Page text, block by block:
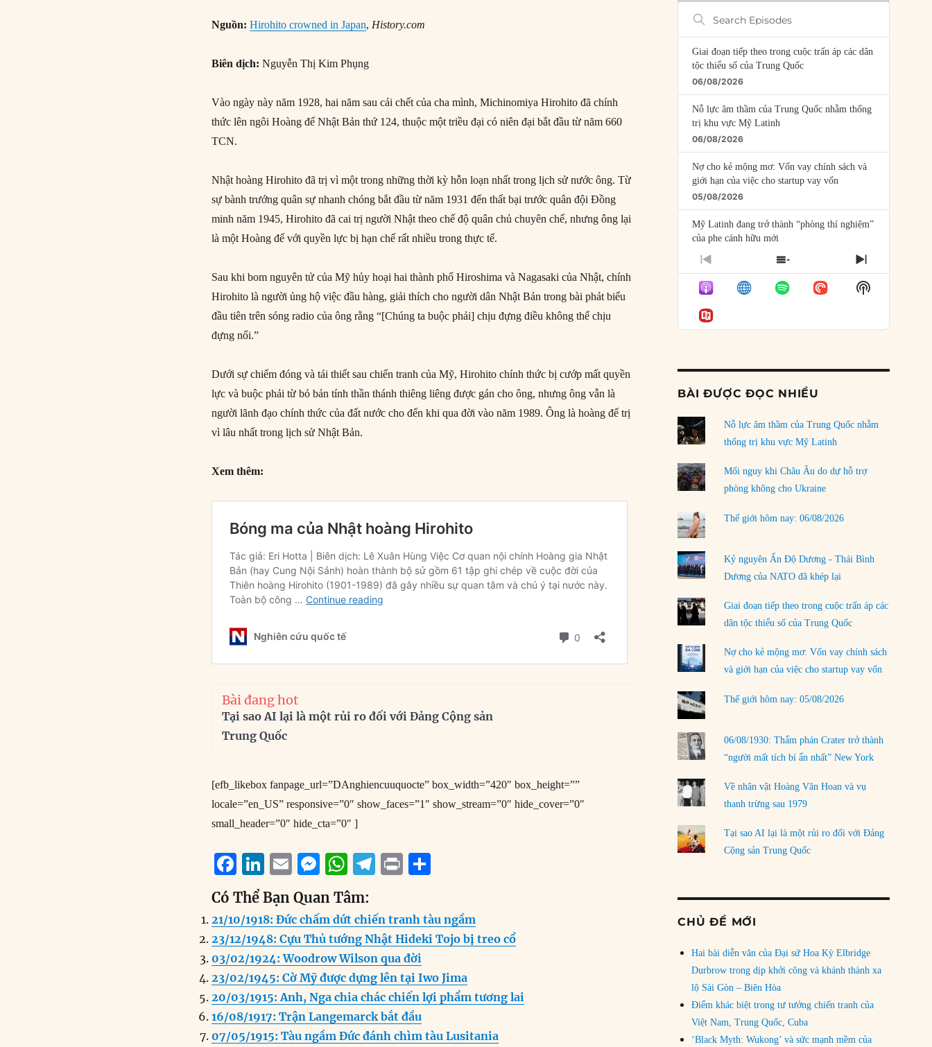
Nguồn: Hirohito crowned in Japan, History.com
Biên dịch: Nguyễn Thị Kim Phụng
Vào ngày này năm 1928, hai năm sau cái chết của cha mình, Michinomiya Hirohito đã chính
thức lên ngôi Hoàng đế Nhật Bản thứ 124, thuộc một triều đại có niên đại bắt đầu từ năm 660
TCN.
Nhật hoàng Hirohito đã trị vì một trong những thời kỳ hỗn loạn nhất trong lịch sử nước ông. Từ
sự bành trướng quân sự nhanh chóng bắt đầu từ năm 1931 đến thất bại trước quân đội Đồng
minh năm 1945, Hirohito đã cai trị người Nhật theo chế độ quân chủ chuyên chế, nhưng ông lại
là một Hoàng đế với quyền lực bị hạn chế rất nhiều trong thực tế.
Sau khi bom nguyên tử của Mỹ hủy hoại hai thành phố Hiroshima và Nagasaki của Nhật, chính
Hirohito là người ủng hộ việc đầu hàng, giải thích cho người dân Nhật Bản trong bài phát biểu
đầu tiên trên sóng radio của ông rằng “[Chúng ta buộc phải] chịu đựng điều không thể chịu
đựng nổi.”
Dưới sự chiếm đóng và tái thiết sau chiến tranh của Mỹ, Hirohito chính thức bị cướp mất quyền
lực và buộc phải từ bỏ bản tính thần thánh thiêng liêng được gán cho ông, nhưng ông vẫn là
người lãnh đạo chính thức của đất nước cho đến khi qua đời vào năm 1989. Ông là hoàng đế trị
vì lâu nhất trong lịch sử Nhật Bản.
Xem thêm:
Bài đang hot
Tại sao AI lại là một rủi ro đối với Đảng Cộng sản
Trung Quốc
[efb_likebox fanpage_url=”DAnghiencuuquocte” box_width=”420″ box_height=””
locale=”en_US” responsive=”0″ show_faces=”1″ show_stream=”0″ hide_cover=”0″
small_header=”0″ hide_cta=”0″ ]
F
a
c
e
b
o
o
k
Li
n
k
e
d
I
n
E
m
ai
l
M
ss
e
n
g
er
W
h
at
s
A
p
p
T
e
g
r
a
m
P
n
t
a
re
Có Thể Bạn Quan Tâm:
21/10/1918: Đức chấm dứt chiến tranh tàu ngầm
23/12/1948: Cựu Thủ tướng Nhật Hideki Tojo bị treo cổ
03/02/1924: Woodrow Wilson qua đời
23/02/1945: Cờ Mỹ được dựng lên tại Iwo Jima
20/03/1915: Anh, Nga chia chác chiến lợi phẩm tương lai
16/08/1917: Trận Langemarck bắt đầu
07/05/1915: Tàu ngầm Đức đánh chìm tàu Lusitania
Search
Episodes
Giai đoạn tiếp theo trong cuộc trấn áp các dân
tộc thiểu số của Trung Quốc
06/08/2026
Nỗ lực âm thầm của Trung Quốc nhằm thống
trị khu vực Mỹ Latinh
06/08/2026
Nợ cho kẻ mộng mơ: Vốn vay chính sách và
giới hạn của việc cho startup vay vốn
05/08/2026
Mỹ Latinh đang trở thành “phòng thí nghiệm”
của phe cánh hữu mới
04/08/2026
Tại sao Trung Quốc phủ nhận cuộc gặp với
Ngoại trưởng Nhật Bản?
04/08/2026
03/08/2026
Đặt cược vào thất bại: Các quỹ đầu tư mạo
rủi ro
02/08/2026
Làm thế nào để kết thúc Chiến tranh Iran?
01/08/2026
Chiến lược kế tiếp của Bắc Kinh ở Biển Đông
31/07/2026
Trật tự thế giới mới: Các nước nhỏ sẽ luôn
phải chịu đựng?
LOAD MORE
PREVIOUS
EPISODE
SHOW
EPISODES
LIST
NEXT
EPISODE
Show
Podcast
BÀI ĐƯỢC ĐỌC NHIỀU
Nỗ lực âm thầm của Trung Quốc nhằm
thống trị khu vực Mỹ Latinh
Mối nguy khi Châu Âu do dự hỗ trợ
phòng không cho Ukraine
Thế giới hôm nay: 06/08/2026
Kỷ nguyên Ấn Độ Dương - Thái Bình
Dương của NATO đã khép lại
Giai đoạn tiếp theo trong cuộc trấn áp các
dân tộc thiểu số của Trung Quốc
Nợ cho kẻ mộng mơ: Vốn vay chính sách
và giới hạn của việc cho startup vay vốn
Thế giới hôm nay: 05/08/2026
06/08/1930: Thẩm phán Crater trở thành
“người mất tích bí ẩn nhất” New York
Về nhân vật Hoàng Văn Hoan và vụ
thanh trừng sau 1979
Tại sao AI lại là một rủi ro đối với Đảng
Cộng sản Trung Quốc
CHỦ ĐỀ MỚI
Hai bài diễn văn của Đại sứ Hoa Kỳ Elbridge
Durbrow trong dịp khởi công và khánh thành xa
lộ Sài Gòn – Biên Hòa
Điểm khác biệt trong tư tưởng chiến tranh của
Việt Nam, Trung Quốc, Cuba
‘Black Myth: Wukong’ và sức mạnh mềm của